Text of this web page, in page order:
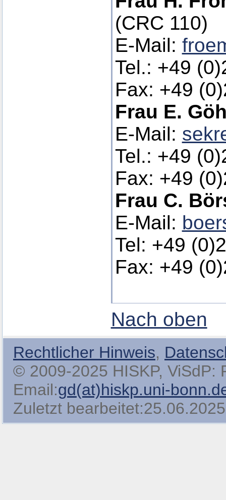
(CRC 110)
E-Mail:
Tel.: +49
Fax: +49
Frau E.
E-Mail:
Tel.: +49
Fax: +49
Frau C.
E-Mail:
Tel: +49
Fax: +49
Nach oben
Rechtlicher Hinweis,
© 2009-2025 HISKP, ViSdP:
Email:gd(at)hiskp.uni-
Zuletzt